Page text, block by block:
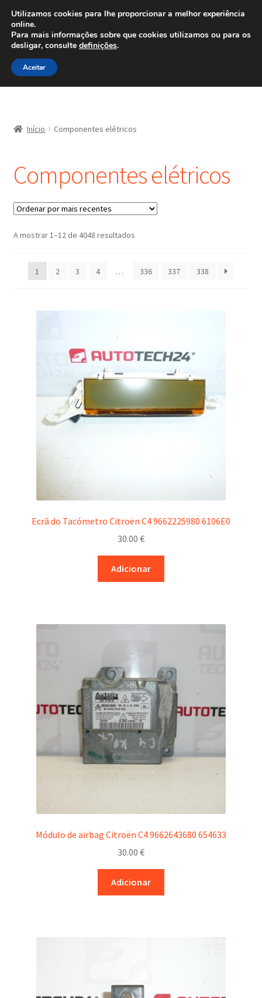
ENVIO a partir de 7 EUR
Ligue para 800 500 626 diariamente
Ir
para
a
Saltar
para
o
Confira
Contato
Minha conta
Política de Privacidade
Termos e Condições
Início Componentes elétricos
Componentes elétricos
A mostrar 1–12 de 4048 resultadosOrdenado
recentes
1 2 3 4 … 336 337 338
Ecrã do Tacómetro Citroën C4 9662225980 6106E0
30.00 €
Adicionar
Módulo de airbag Citroën C4 9662643680 654633
30.00 €
Adicionar
Utilizamos cookies para lhe proporcionar a melhor experiência
online.
Para mais informações sobre que cookies utilizamos ou para os
desligar, consulte definições.
Aceitar